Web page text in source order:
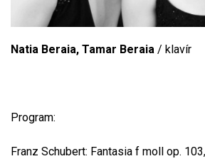
Natia Beraia, Tamar Beraia / klavír
Program:
Franz Schubert: Fantasia f moll op.